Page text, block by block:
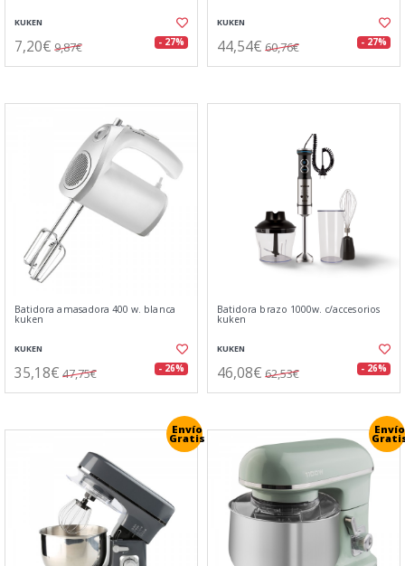
KUKEN
7,20€ 9,87€ - 27%
KUKEN
44,54€ 60,76€ - 27%
Batidora amasadora 400 w. blanca
kuken
KUKEN
35,18€ 47,75€ - 26%
Batidora brazo 1000w. c/accesorios
kuken
KUKEN
46,08€ 62,53€ - 26%
Envío
Gratis
Envío